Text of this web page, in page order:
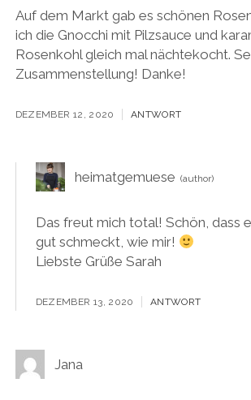
Auf dem Markt gab es schönen
ich die Gnocchi mit Pilzsauce und
Rosenkohl gleich mal nächtekocht.
Zusammenstellung! Danke!
DEZEMBER 12, 2020 ANTWORT
heimatgemuese
Das freut mich total! Schön, dass
gut schmeckt, wie mir!
Liebste Grüße Sarah
DEZEMBER 13, 2020 ANTWORT
Jana